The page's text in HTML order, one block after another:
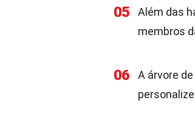
05
Além das
membros
06
A árvore